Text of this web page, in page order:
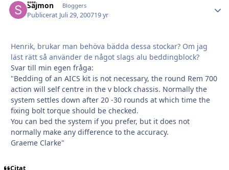
Sajmon Bloggers
Publicerat Juli 29, 200719 yr
Henrik, brukar man behöva bädda dessa stockar? Om jag
läst rätt så använder de något slags alu beddingblock?
Svar till min egen fråga:
"Bedding of an AICS kit is not necessary, the round Rem 700
action will self centre in the v block chassis. Normally the
system settles down after 20 -30 rounds at which time the
fixing bolt torque should be checked.
You can bed the system if you prefer, but it does not
normally make any difference to the accuracy.
Graeme Clarke"
Citat